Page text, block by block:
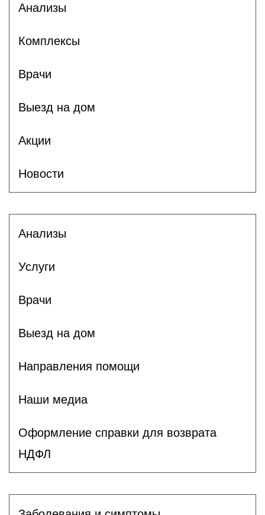
Анализы
Комплексы
Врачи
Выезд на дом
Акции
Новости
Анализы
Услуги
Врачи
Выезд на дом
Направления помощи
Наши медиа
Оформление справки для возврата
НДФЛ